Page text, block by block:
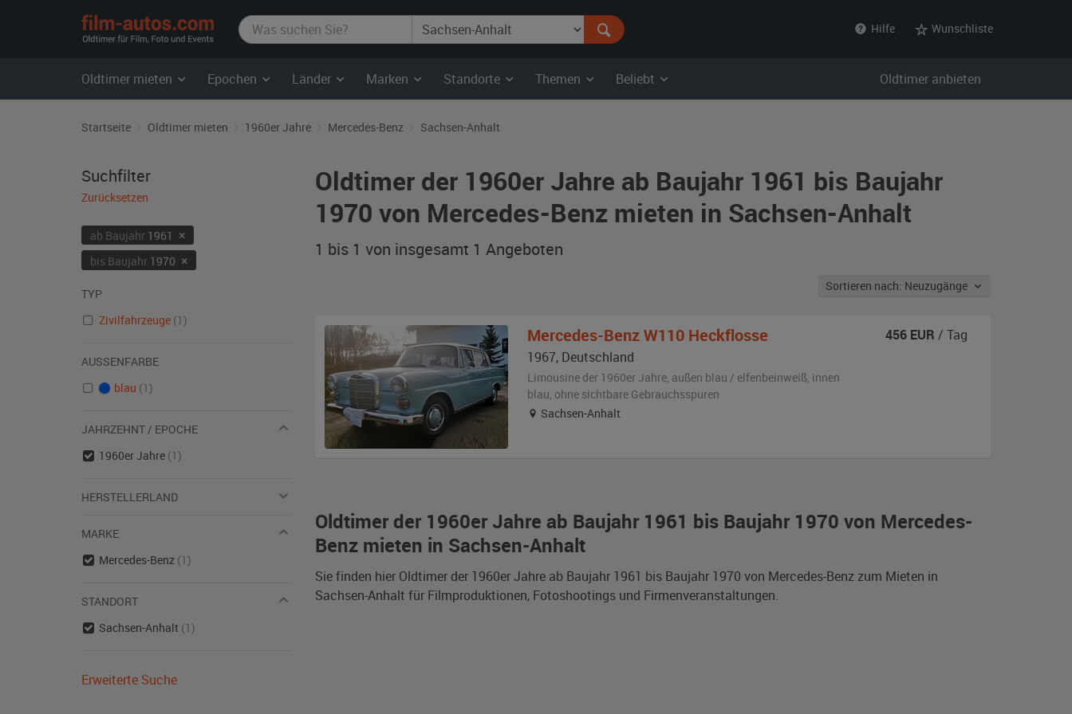
film-
autos.com
Hilfe Wunschliste
Oldtimer mieten Epochen Länder Marken Standorte Themen Beliebt Oldtimer anbieten
Startseite Oldtimer mieten 1960er Jahre Mercedes-Benz Sachsen-Anhalt
Oldtimer der 1960er Jahre ab Baujahr 1961 bis Baujahr
1970 von Mercedes-Benz mieten in Sachsen-Anhalt
1 bis 1 von insgesamt 1 Angeboten
Sortieren nach: Neuzugänge
Oldtimer der 1960er Jahre ab Baujahr 1961 bis Baujahr 1970 von Mercedes-
Benz mieten in Sachsen-Anhalt
Sie finden hier Oldtimer der 1960er Jahre ab Baujahr 1961 bis Baujahr 1970 von Mercedes-Benz zum Mieten in
Sachsen-Anhalt für Filmproduktionen, Fotoshootings und Firmenveranstaltungen.
Mercedes-Benz W110 Heckflosse
1967, Deutschland
Limousine der 1960er Jahre, außen blau / elfenbeinweiß, innen
blau, ohne sichtbare Gebrauchsspuren
Sachsen-Anhalt
456 EUR / Tag
Suchfilter
Zurücksetzen
ab Baujahr1961 ×
bis Baujahr1970 ×
TYP
Zivilfahrzeuge (1)
AUSSENFARBE
blau (1)
JAHRZEHNT / EPOCHE
1960er Jahre (1)
HERSTELLERLAND
MARKE
Mercedes-Benz (1)
STANDORT
Sachsen-Anhalt (1)
Erweiterte Suche